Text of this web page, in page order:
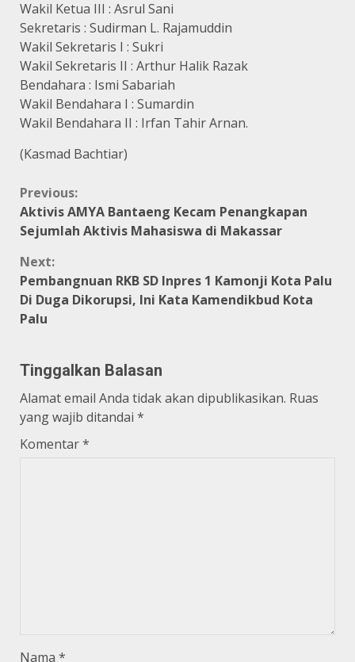
Wakil Ketua III : Asrul Sani
Sekretaris : Sudirman L. Rajamuddin
Wakil Sekretaris I : Sukri
Wakil Sekretaris II : Arthur Halik Razak
Bendahara : Ismi Sabariah
Wakil Bendahara I : Sumardin
Wakil Bendahara II : Irfan Tahir Arnan.
(Kasmad Bachtiar)
Continue
Reading
Previous:
Aktivis AMYA Bantaeng Kecam Penangkapan
Sejumlah Aktivis Mahasiswa di Makassar
Next:
Pembangnuan RKB SD Inpres 1 Kamonji Kota Palu
Di Duga Dikorupsi, Ini Kata Kamendikbud Kota
Palu
Tinggalkan Balasan
Alamat email Anda tidak akan dipublikasikan. Ruas
yang wajib ditandai *
Komentar*
Nama *